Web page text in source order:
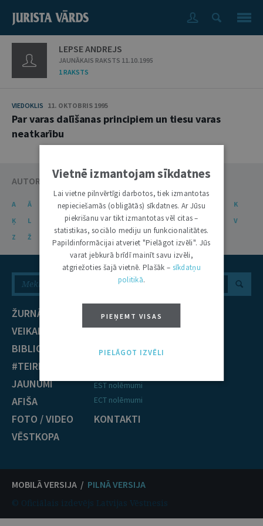
LEPSE ANDREJS
JAUNĀKAIS RAKSTS 11.10.1995
1 RAKSTS
VIEDOKLIS 11. OKTOBRIS 1995
Par varas dalīšanas principiem un tiesu varas
neatkarību
AUTORU KATALOGS
A Ā C Č D E Ē F G Ģ H I
K
Ķ
L N Ņ O P R S Š T
V
Z
Ž
ŽURNĀLS
VEIKALS
BIBLIOTĒKA
#TEIRDARBS
JAUNUMI
AFIŠA
FOTO / VIDEO
VĒSTKOPA
NOZARES
Krimināltiesības
EST nolēmumi
ECT nolēmumi
KONTAKTI
MOBILĀ VERSIJA / PILNĀ VERSIJA
© Oficiālais izdevējs Latvijas Vēstnesis
Vietnē izmantojam sīkdatnes
Lai vietne pilnvērtīgi darbotos, tiek izmantotas
nepieciešamās (obligātās) sīkdatnes. Ar Jūsu
piekrišanu var tikt izmantotas vēl citas –
statistikas, sociālo mediju un funkcionalitātes.
Papildinformācijai atveriet "Pielāgot izvēli". Jūs
varat jebkurā brīdī mainīt savu izvēli,
atgriežoties šajā vietnē. Plašāk – sīkdatņu
politikā.
PIEŅEMT VISAS
PIELĀGOT IZVĒLI